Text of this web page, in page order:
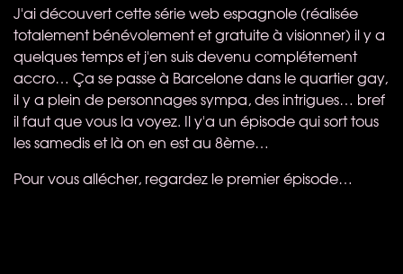
J'ai découvert cette série web espagnole (réalisée
totalement bénévolement et gratuite à visionner) il y a
quelques temps et j'en suis devenu complétement
accro… Ça se passe à Barcelone dans le quartier gay,
il y a plein de personnages sympa, des intrigues… bref
il faut que vous la voyez. Il y'a un épisode qui sort tous
les samedis et là on en est au 8ème…
Pour vous allécher, regardez le premier épisode…